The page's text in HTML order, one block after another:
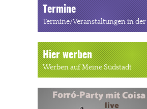
Termine
Termine/Veranstaltungen in der
Hier werben
Werben auf Meine Südstadt